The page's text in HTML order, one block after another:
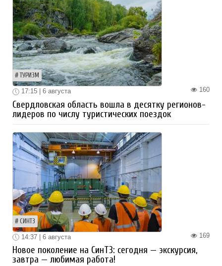
ТУРИЗМ
160
17:15 | 6 августа
Свердловская область вошла в десятку регионов-
лидеров по числу туристических поездок
СИНТЗ
169
14:37 | 6 августа
Новое поколение на СинТЗ: сегодня — экскурсия,
завтра — любимая работа!